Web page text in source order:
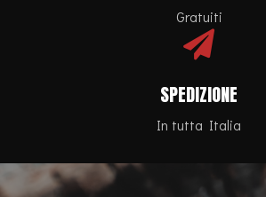
Gratuiti

SPEDIZIONE
In tutta Italia